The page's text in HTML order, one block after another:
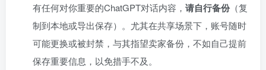
有任何对你重要的ChatGPT对话内容， 请自行备份（复
制到本地或导出保存）。尤其在共享场景下，账号随时
可能更换或被封禁，与其指望卖家备份，不如自己提前
保存重要信息，以免措手不及。